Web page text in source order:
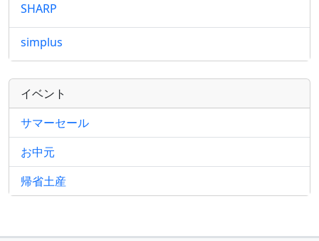
SHARP
simplus
イベント
サマーセール
お中元
帰省土産